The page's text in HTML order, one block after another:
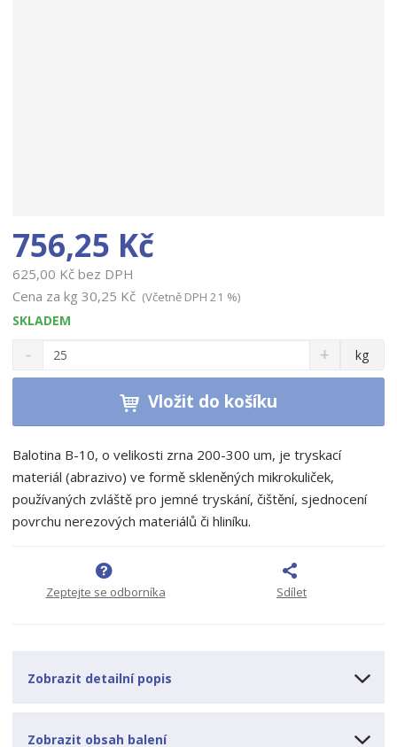
756,25 Kč
625,00 Kč bez DPH
Cena za kg 30,25 Kč (Včetně DPH 21 %)
SKLADEM
m
i
p
o
č
e
t
N
a
v
t
m
n
o
s
S
n
í
m
n
o
ž
s
t
kg
Vložit do košíku
Balotina B-10, o velikosti zrna 200-300 um, je tryskací
materiál (abrazivo) ve formě skleněných mikrokuliček,
používaných zvláště pro jemné tryskání, čištění, sjednocení
povrchu nerezových materiálů či hliníku.
Zeptejte se odborníka Sdílet
Zobrazit detailní popis
Zobrazit obsah balení